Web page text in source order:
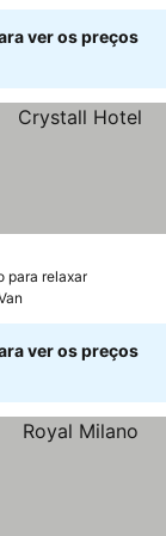
ver os preços
para relaxarVer
ver os preços